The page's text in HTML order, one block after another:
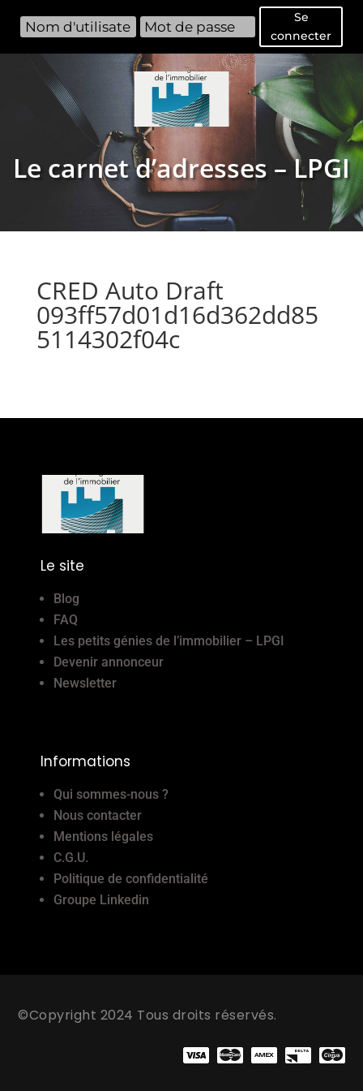
Se
connecter
Le carnet d’adresses – LPGI
CRED Auto Draft
093ff57d01d16d362dd85
5114302f04c
Le site
Blog
FAQ
Les petits génies de l’immobilier – LPGI
Devenir annonceur
Newsletter
Informations
Qui sommes-nous ?
Nous contacter
Mentions légales
C.G.U.
Politique de confidentialité
Groupe Linkedin
©Copyright 2024 Tous droits réservés.